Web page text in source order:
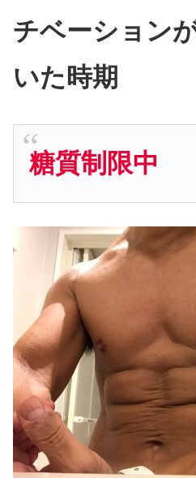
チベーション
いた時期
糖質制限中